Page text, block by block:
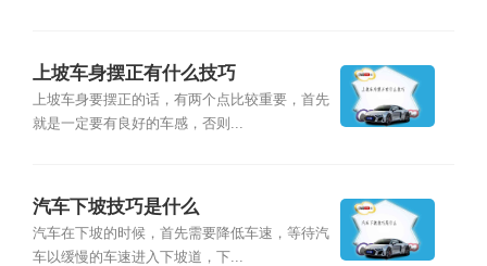
上坡车身摆正有什么技巧
上坡车身要摆正的话，有两个点比较重要，首先
就是一定要有良好的车感，否则...
汽车下坡技巧是什么
汽车在下坡的时候，首先需要降低车速，等待汽
车以缓慢的车速进入下坡道，下...